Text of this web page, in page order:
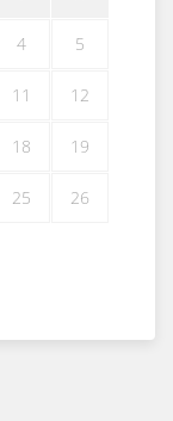
4 5
11 12
18 19
25 26